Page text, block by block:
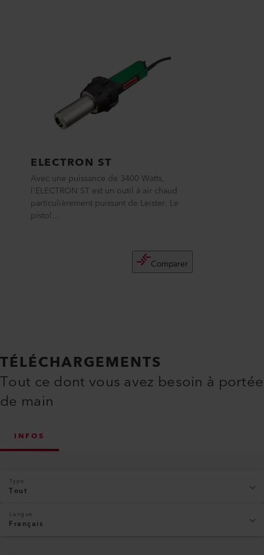
ELECTRON ST
Avec une puissance de 3400 Watts,
l'ELECTRON ST est un outil à air chaud
particulièrement puissant de Leister. Le
pistol...
Comparer
TÉLÉCHARGEMENTS
Tout ce dont vous avez besoin à portée
de main
INFOS
Type
Tout
Langue
Français